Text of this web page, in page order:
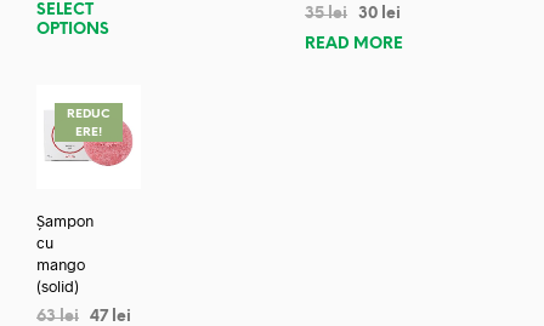
SELECT
OPTIONS
35lei 30 lei
READ MORE
REDUC
ERE!
Șampon
cu
mango
(solid)
63lei 47 lei